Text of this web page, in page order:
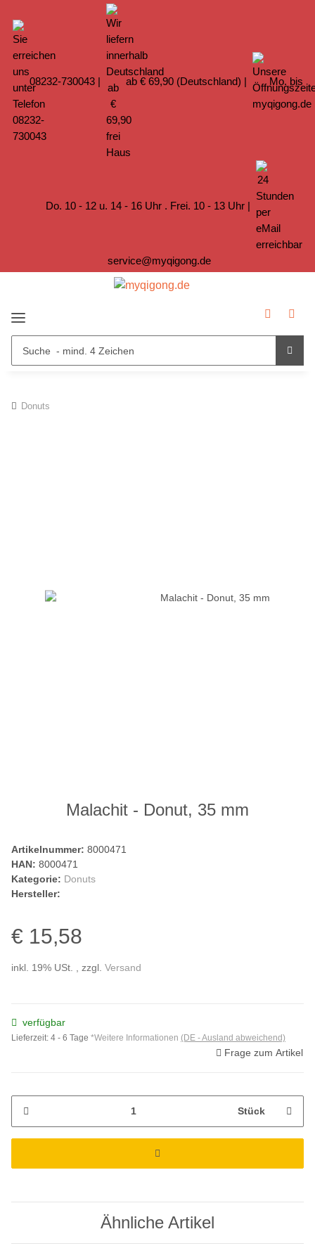
08232-730043| ab € 69,90 (Deutschland) | Mo. bis
Do. 10 - 12 u. 14 - 16 Uhr . Frei. 10 - 13 Uhr |
service@myqigong.de
Donuts
Malachit - Donut, 35 mm
Artikelnummer: 8000471
HAN: 8000471
Kategorie: Donuts
Hersteller:
€ 15,58
inkl. 19% USt. , zzgl. Versand
verfügbar
Lieferzeit: 4 - 6 Tage *Weitere Informationen (DE - Ausland abweichend)
Frage zum Artikel
Stück
Ähnliche Artikel